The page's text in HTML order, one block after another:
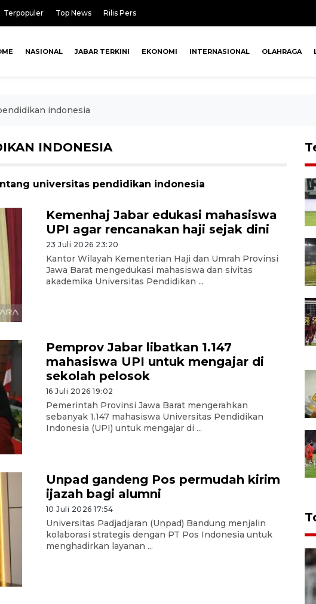
Terpopuler Top News Rilis Pers
NASIONAL JABAR TERKINI EKONOMI INTERNASIONAL OLAHRAGA
indonesia
INDONESIA
universitas pendidikan indonesia
Kemenhaj Jabar edukasi mahasiswa
UPI agar rencanakan haji sejak dini
23 Juli 2026 23:20
Kantor Wilayah Kementerian Haji dan Umrah Provinsi
Jawa Barat mengedukasi mahasiswa dan sivitas
akademika Universitas Pendidikan ...
Pemprov Jabar libatkan 1.147
mahasiswa UPI untuk mengajar di
sekolah pelosok
16 Juli 2026 19:02
Pemerintah Provinsi Jawa Barat mengerahkan
sebanyak 1.147 mahasiswa Universitas Pendidikan
Indonesia (UPI) untuk mengajar di ...
Unpad gandeng Pos permudah kirim
ijazah bagi alumni
10 Juli 2026 17:54
Universitas Padjadjaran (Unpad) Bandung menjalin
kolaborasi strategis dengan PT Pos Indonesia untuk
menghadirkan layanan ...